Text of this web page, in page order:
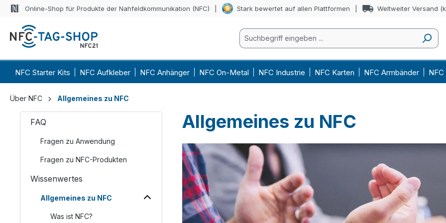
Online-Shop für Produkte der Nahfeldkommunikation (NFC) Stark bewertet auf allen Plattformen Weltweiter Versand
NFC Starter Kits NFC Aufkleber NFC Anhänger NFC On-Metal NFC Industrie NFC Karten NFC Armbänder
Über NFC Allgemeines zu NFC
FAQ
Fragen zu Anwendung
Fragen zu NFC-Produkten
Wissenwertes
Allgemeines zu NFC
Was ist NFC?
Allgemeines zu NFC